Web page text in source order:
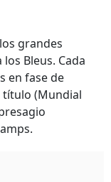
grandes
Bleus. Cada
en fase de
(Mundial